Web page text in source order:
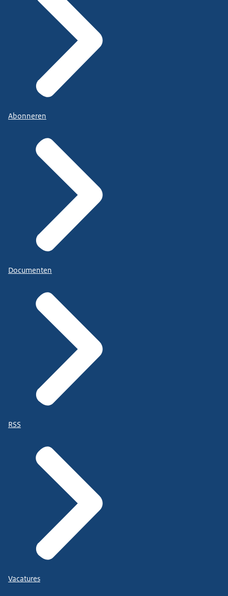
Abonneren
Documenten
RSS
Vacatures